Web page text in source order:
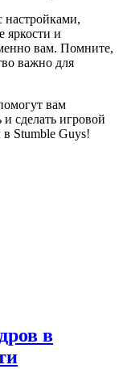
настройками,
яркости и
вам. Помните,
важно для
вам
сделать игровой
Stumble Guys!
в